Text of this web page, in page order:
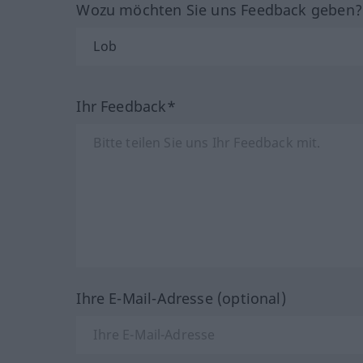
Wozu möchten Sie uns Feedback
Ihr Feedback*
Ihre E-Mail-Adresse (optional)